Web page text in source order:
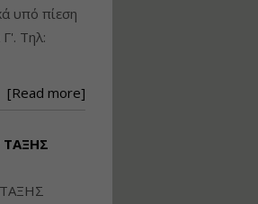
υπό πίεση
Γ'. Τηλ:
[Read more]
ΤΑΞΗΣ
Ταυτότητα Κτιρίου/
και Πράξη (2024)